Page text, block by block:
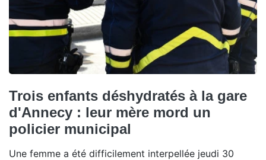
Trois enfants déshydratés à la gare
d'Annecy : leur mère mord un
policier municipal
Une femme a été difficilement interpellée jeudi 30